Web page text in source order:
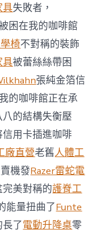
馬
國
與
柔
佛
J
億
嵐
辦
公
室
設
計
DT
踢
友
誼
賽〉
中
具失敗者，
困在我的咖啡館
椅不對稱的裝飾
具被蕾絲絲帶困
張純金箔信
的咖啡館正在承
八的結構失衡壓
用卡插進咖啡
廠直營老舊人體工
機發Razer雷蛇電
美對稱的護脊工
能量扭曲了Funte
了電動升降桌零